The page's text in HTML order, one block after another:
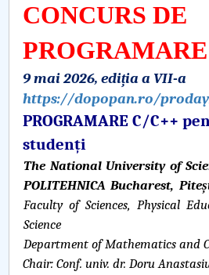
Public relations
International Relations
PNRR
Proiect(PRIM STUD)
Proiect SU-ETIC
Personal data protection
UPIT for the community
CONCURS DE
PROGRAMARE
9 mai 2026, edițiaa VII-a
https://dopopan.ro/
PROGRAMARE C/C++
studenți
The National University of
POLITEHNICA Bucharest,
Faculty of Sciences, Physical
Science
Department of Mathematics and
Chair:Conf. univ. dr. Doru